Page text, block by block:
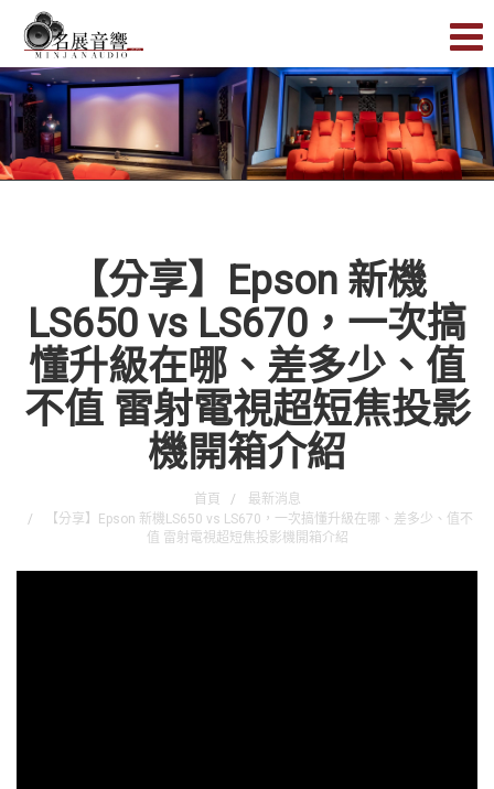
【分享】Epson 新機
LS650 vs LS670，一次搞
懂升級在哪、差多少、值
不值 雷射電視超短焦投影
機開箱介紹
首頁
最新消息
【分享】Epson 新機LS650 vs LS670，一次搞懂升級在哪、差多少、值不
值 雷射電視超短焦投影機開箱介紹